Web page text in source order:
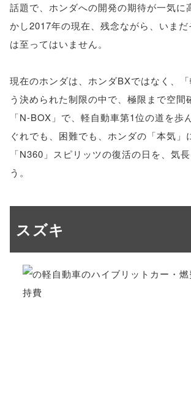
話題で、ホンダへの開発の期待が一気に
かし2017年の現在、残念ながら、いまだ
は至ってはいません。
現在のホンダは、ホンダBXではなく、
う決められた制限の中で、極限まで空間
「N-BOX」で、軽自動車第1位の道を歩
ぐれでも、困難でも、ホンダの「本気」
「N360」スピリッツの復活の日を、気
う。
スズキ